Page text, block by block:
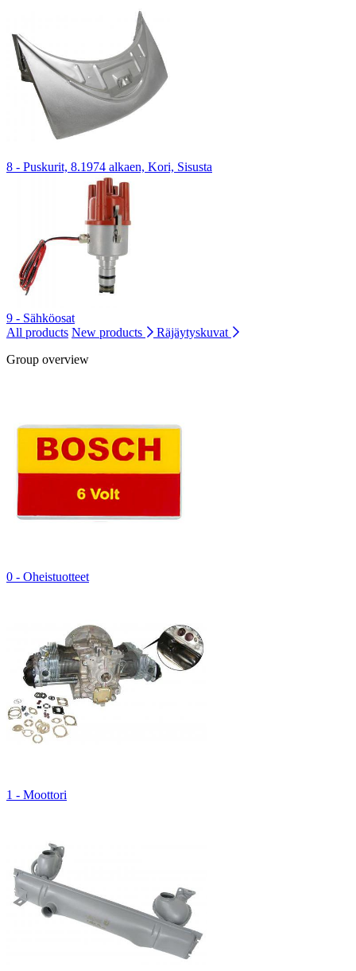
8 - Puskurit, 8.1974 alkaen, Kori, Sisusta
9 - Sähköosat
All products New products
Räjäytyskuvat
Group overview
0 - Oheistuotteet
1 - Moottori